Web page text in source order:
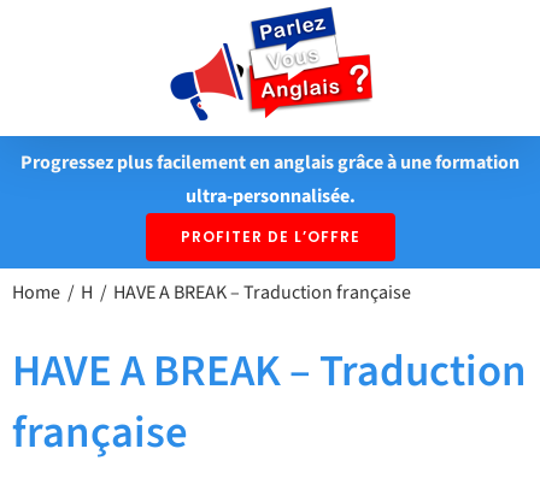
Progressez plus facilement en anglais grâce à une formation
ultra-personnalisée.
PROFITER DE L’OFFRE
Home H HAVE A BREAK – Traduction française
HAVE A BREAK – Traduction
française